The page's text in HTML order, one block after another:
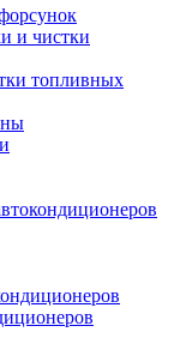
и чистки
топливных